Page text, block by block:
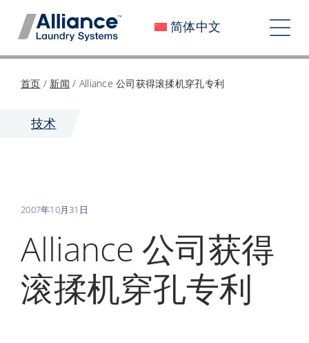
简体中文
切
新闻
投资者
联系我们
首页 / 新闻 / Alliance 公司获得滚揉机穿孔专利
技术
2007年10月31日
Alliance 公司获得
滚揉机穿孔专利